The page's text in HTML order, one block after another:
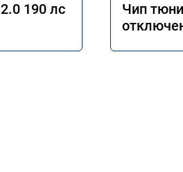
190 лс
Чип